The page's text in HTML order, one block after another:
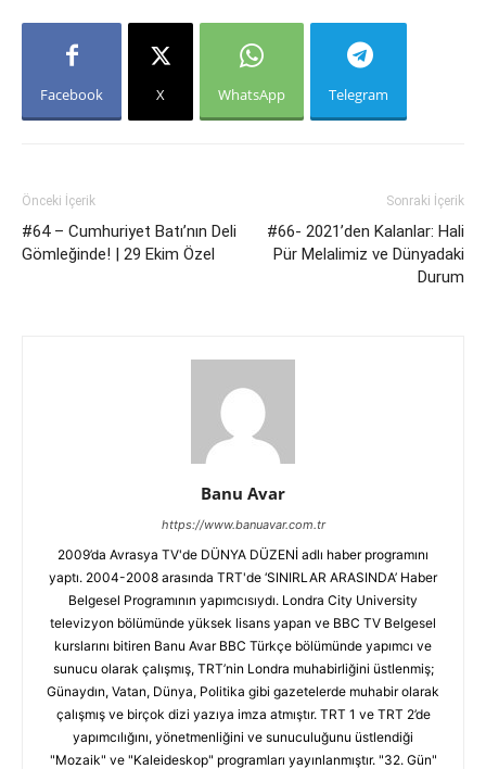
Facebook X WhatsApp Telegram
Önceki İçerik
#64 – Cumhuriyet Batı’nın Deli
Gömleğinde! | 29 Ekim Özel
Sonraki İçerik
#66- 2021’den Kalanlar: Hali
Pür Melalimiz ve Dünyadaki
Durum
Banu Avar
https://www.banuavar.com.tr
2009’da Avrasya TV'de DÜNYA DÜZENİ adlı haber programını
yaptı. 2004-2008 arasında TRT'de ‘SINIRLAR ARASINDA’ Haber
Belgesel Programının yapımcısıydı. Londra City University
televizyon bölümünde yüksek lisans yapan ve BBC TV Belgesel
kurslarını bitiren Banu Avar BBC Türkçe bölümünde yapımcı ve
sunucu olarak çalışmış, TRT’nin Londra muhabirliğini üstlenmiş;
Günaydın, Vatan, Dünya, Politika gibi gazetelerde muhabir olarak
çalışmış ve birçok dizi yazıya imza atmıştır. TRT 1 ve TRT 2’de
yapımcılığını, yönetmenliğini ve sunuculuğunu üstlendiği
"Mozaik" ve "Kaleideskop" programları yayınlanmıştır. "32. Gün"